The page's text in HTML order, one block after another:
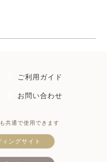
ご利用ガイド
お問い合わせ
共通で使用できます
ングサイト